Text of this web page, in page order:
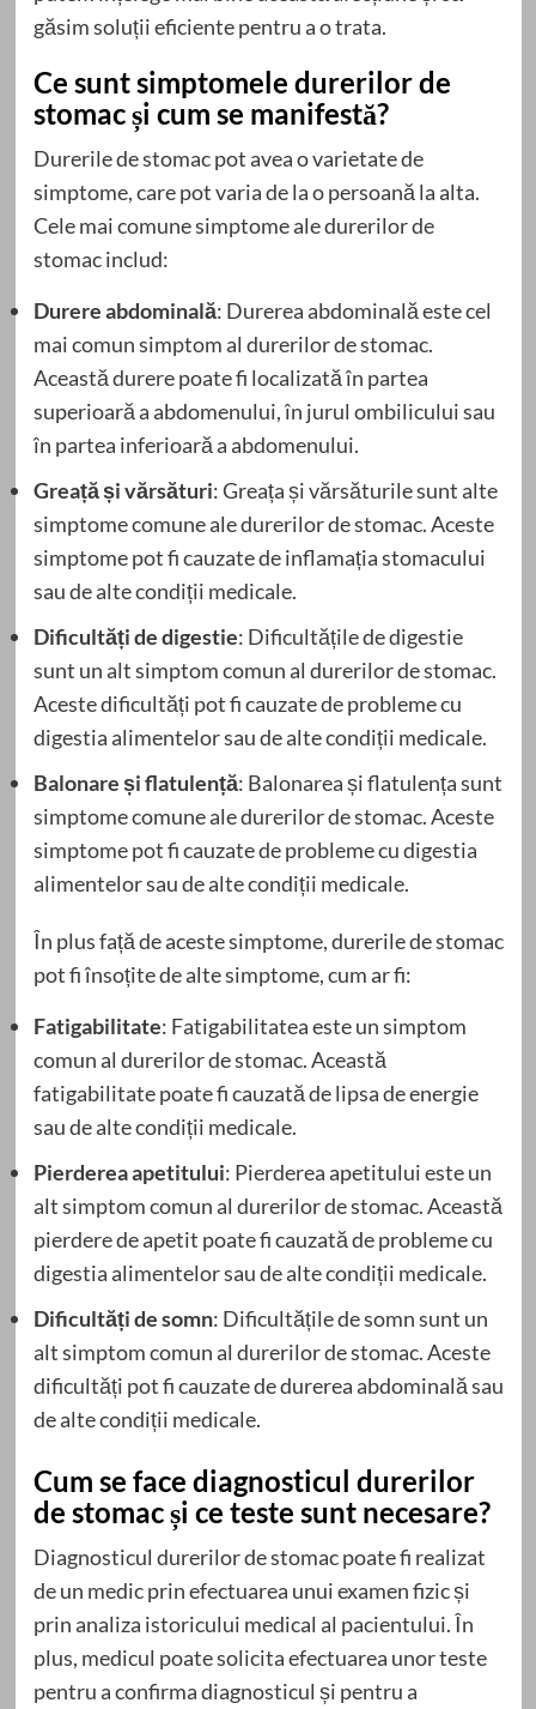
găsim soluții eficiente pentru a o trata.
Ce sunt simptomele durerilor de
stomac și cum se manifestă?
Durerile de stomac pot avea o varietate de
simptome, care pot varia de la o persoană la alta.
Cele mai comune simptome ale durerilor de
stomac includ:
Durere abdominală: Durerea abdominală este cel
mai comun simptom al durerilor de stomac.
Această durere poate fi localizată în partea
superioară a abdomenului, în jurul ombilicului sau
în partea inferioară a abdomenului.
Greață și vărsături: Greața și vărsăturile sunt alte
simptome comune ale durerilor de stomac. Aceste
simptome pot fi cauzate de inflamația stomacului
sau de alte condiții medicale.
Dificultăți de digestie: Dificultățile de digestie
sunt un alt simptom comun al durerilor de stomac.
Aceste dificultăți pot fi cauzate de probleme cu
digestia alimentelor sau de alte condiții medicale.
Balonare și flatulență: Balonarea și flatulența sunt
simptome comune ale durerilor de stomac. Aceste
simptome pot fi cauzate de probleme cu digestia
alimentelor sau de alte condiții medicale.
În plus față de aceste simptome, durerile de stomac
pot fi însoțite de alte simptome, cum ar fi:
Fatigabilitate: Fatigabilitatea este un simptom
comun al durerilor de stomac. Această
fatigabilitate poate fi cauzată de lipsa de energie
sau de alte condiții medicale.
Pierderea apetitului: Pierderea apetitului este un
alt simptom comun al durerilor de stomac. Această
pierdere de apetit poate fi cauzată de probleme cu
digestia alimentelor sau de alte condiții medicale.
Dificultăți de somn: Dificultățile de somn sunt un
alt simptom comun al durerilor de stomac. Aceste
dificultăți pot fi cauzate de durerea abdominală sau
de alte condiții medicale.
Cum se face diagnosticul durerilor
de stomac și ce teste sunt necesare?
Diagnosticul durerilor de stomac poate fi realizat
de un medic prin efectuarea unui examen fizic și
prin analiza istoricului medical al pacientului. În
plus, medicul poate solicita efectuarea unor teste
pentru a confirma diagnosticul și pentru a